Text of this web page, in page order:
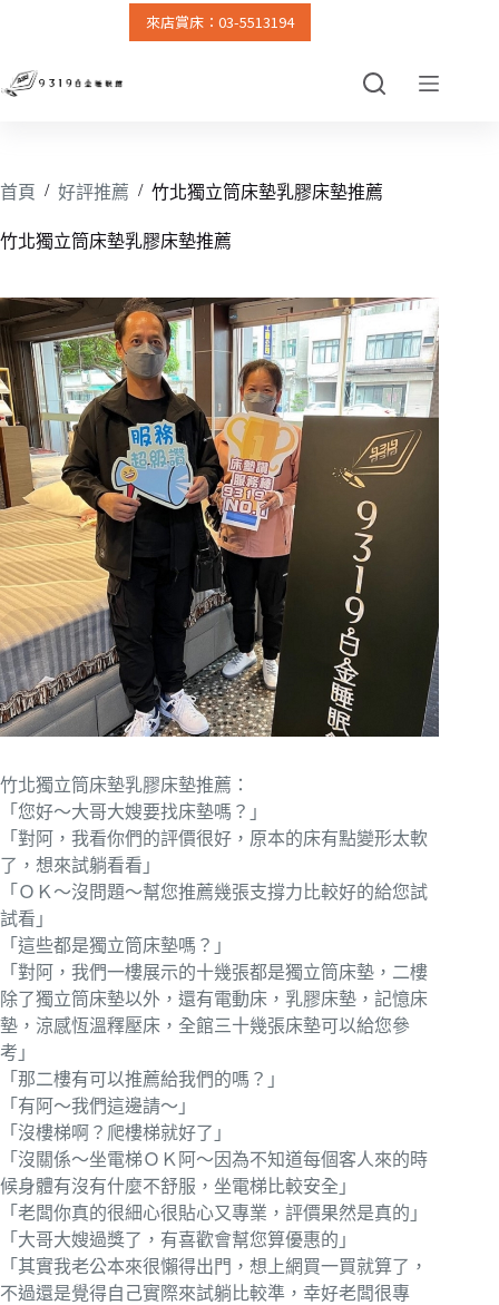
主
來店賞床：03-5513194
首頁 / 好評推薦 / 竹北獨立筒床墊乳膠床墊推薦
竹北獨立筒床墊乳膠床墊推薦
竹北獨立筒床墊乳膠床墊推薦：
「您好～大哥大嫂要找床墊嗎？」
「對阿，我看你們的評價很好，原本的床有點變形太軟
了，想來試躺看看」
「ＯＫ～沒問題～幫您推薦幾張支撐力比較好的給您試
試看」
「這些都是獨立筒床墊嗎？」
「對阿，我們一樓展示的十幾張都是獨立筒床墊，二樓
除了獨立筒床墊以外，還有電動床，乳膠床墊，記憶床
墊，涼感恆溫釋壓床，全館三十幾張床墊可以給您參
考」
「那二樓有可以推薦給我們的嗎？」
「有阿～我們這邊請～」
「沒樓梯啊？爬樓梯就好了」
「沒關係～坐電梯ＯＫ阿～因為不知道每個客人來的時
候身體有沒有什麼不舒服，坐電梯比較安全」
「老闆你真的很細心很貼心又專業，評價果然是真的」
「大哥大嫂過獎了，有喜歡會幫您算優惠的」
「其實我老公本來很懶得出門，想上網買一買就算了，
不過還是覺得自己實際來試躺比較準，幸好老闆很專